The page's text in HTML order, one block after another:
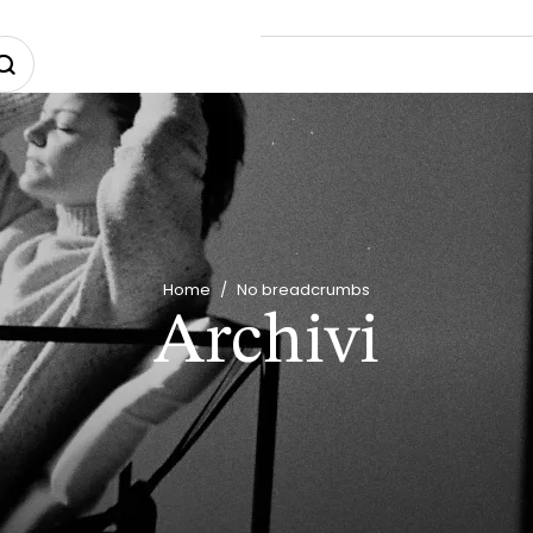
Home / No breadcrumbs
Archivi